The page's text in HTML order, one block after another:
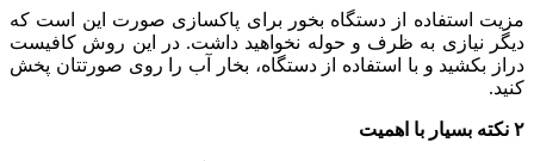
مزیت استفاده از دستگاه بخور برای پاکسازی صورت این است که
دیگر نیازی به ظرف و حوله نخواهید داشت. در این روش کافیست
دراز بکشید و با استفاده از دستگاه، بخار آب را روی صورتتان پخش
کنید.
۲ نکته بسیار با اهمیت